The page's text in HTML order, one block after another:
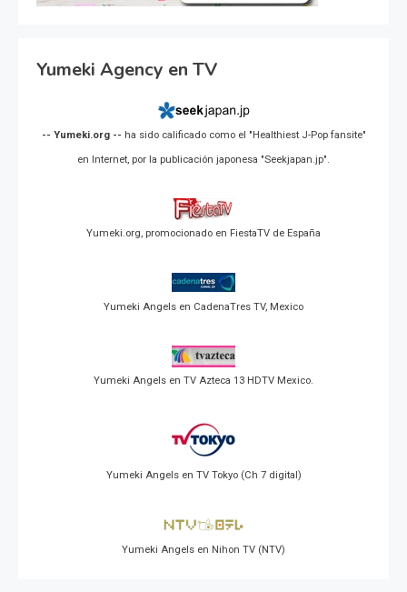
Yumeki Agency en TV
-- Yumeki.org -- ha sido calificado como el "Healthiest J-Pop fansite"
en Internet, por la publicación japonesa "Seekjapan.jp".
Yumeki.org, promocionado en FiestaTV de España
Yumeki Angels en CadenaTres TV, Mexico
Yumeki Angels en TV Azteca 13 HDTV Mexico.
Yumeki Angels en TV Tokyo (Ch 7 digital)
Yumeki Angels en Nihon TV (NTV)